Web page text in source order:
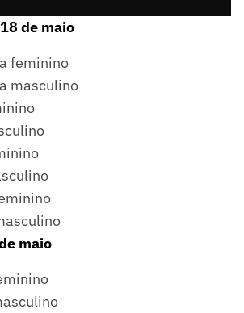
de maio
feminino
masculino
maio